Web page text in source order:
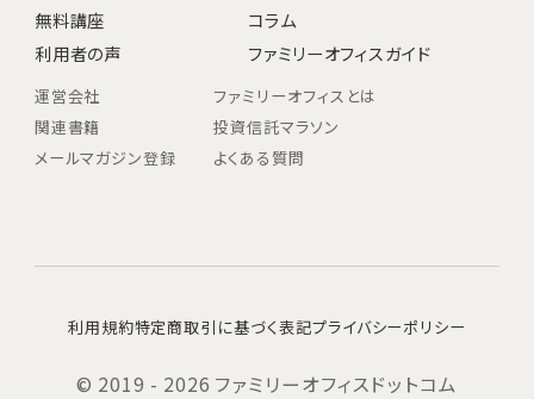
無料講座
コラム
利用者の声
ファミリーオフィスガイド
運営会社
ファミリーオフィスとは
関連書籍
投資信託マラソン
メールマガジン登録
よくある質問
利用規約特定商取引に基づく表記プライバシーポリシー
© 2019 - 2026 ファミリーオフィスドットコム